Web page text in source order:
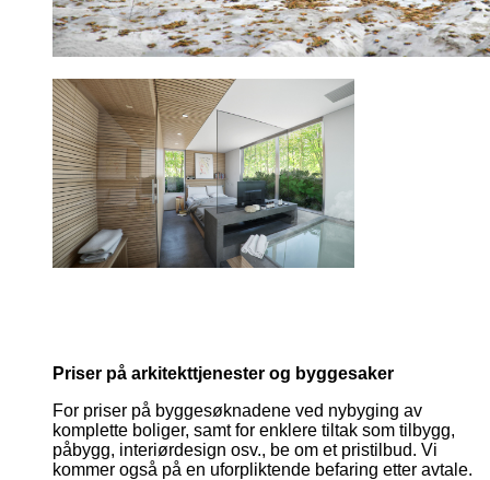
Priser på arkitekttjenester og byggesaker
For priser på byggesøknadene ved nybyging av
komplette boliger, samt for enklere tiltak som tilbygg,
påbygg, interiørdesign osv., be om et pristilbud. Vi
kommer også på en uforpliktende befaring etter avtale.